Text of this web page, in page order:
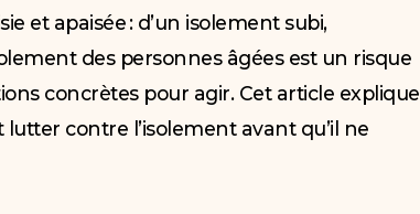
et apaisée : d’un isolement subi,
des personnes âgées est un risque
concrètes pour agir. Cet article explique
contre l’isolement avant qu’il ne